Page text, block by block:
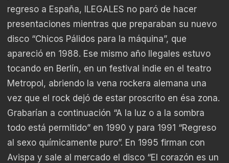
regreso a España, ILEGALES no paró de hacer
presentaciones mientras que preparaban su nuevo
disco “Chicos Pálidos para la máquina”, que
apareció en 1988. Ese mismo año Ilegales estuvo
tocando en Berlín, en un festival indie en el teatro
Metropol, abriendo la vena rockera alemana una
vez que el rock dejó de estar proscrito en ésa zona.
Grabarían a continuación “A la luz o a la sombra
todo está permitido” en 1990 y para 1991 “Regreso
al sexo químicamente puro”. En 1995 firman con
Avispa y sale al mercado el disco “El corazón es un